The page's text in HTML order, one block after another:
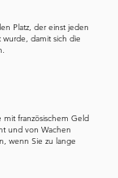
Meinung nach
und ich hoffe,
geht es zu
Maria in
sich zum
der Bocca
Platz, der einst jeden
damit sich die
mit französischem Geld
und von Wachen
wenn Sie zu lange